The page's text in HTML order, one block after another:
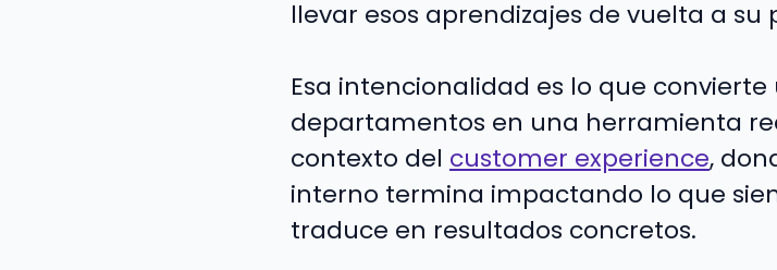
llevar esos aprendizajes de vuelta a su
Esa intencionalidad es lo que
departamentos en una herramienta
contexto del customer experience,
interno termina impactando lo que
traduce en resultados concretos.